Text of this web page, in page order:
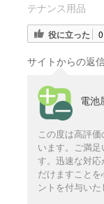
テナンス用品
役に立った 0
サイトからの返
電池
この度は高評
います。ご満
す。迅速な対応
だけますこと
ントを付与いた